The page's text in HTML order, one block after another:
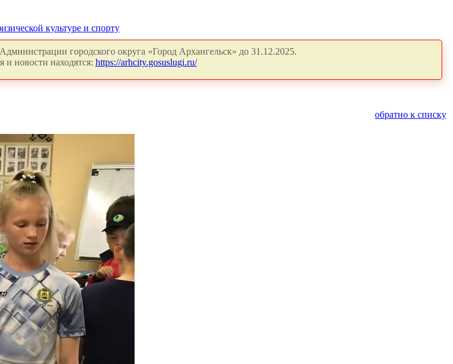
культуре и спорту
городского округа «Город Архангельск» до 31.12.2025.
новости находятся: https://arhcity.gosuslugi.ru/
обратно к списку